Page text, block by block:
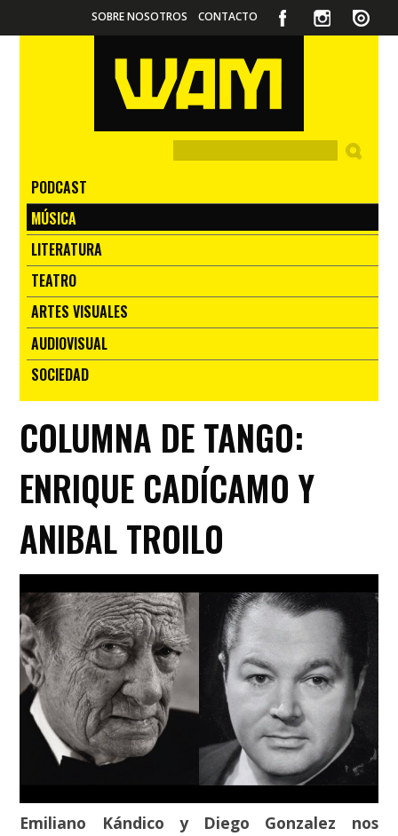
SOBRE NOSOTROS CONTACTO
PODCAST
MÚSICA
LITERATURA
TEATRO
ARTES VISUALES
AUDIOVISUAL
SOCIEDAD
COLUMNA DE TANGO:
ENRIQUE CADÍCAMO Y
ANIBAL TROILO
Emiliano Kándico y Diego Gonzalez nos